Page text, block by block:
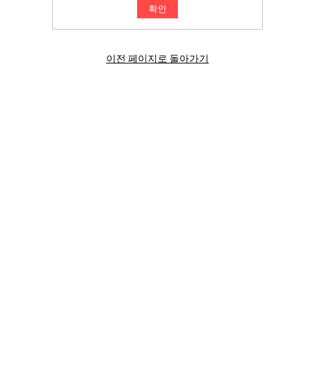
이전 페이지로 돌아가기